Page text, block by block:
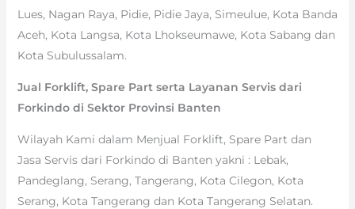
Lues, Nagan Raya, Pidie, Pidie Jaya, Simeulue, Kota Banda
Aceh, Kota Langsa, Kota Lhokseumawe, Kota Sabang dan
Kota Subulussalam.
Jual Forklift, Spare Part serta Layanan Servis dari
Forkindo di Sektor Provinsi Banten
Wilayah Kami dalam Menjual Forklift, Spare Part dan
Jasa Servis dari Forkindo di Banten yakni : Lebak,
Pandeglang, Serang, Tangerang, Kota Cilegon, Kota
Serang, Kota Tangerang dan Kota Tangerang Selatan.